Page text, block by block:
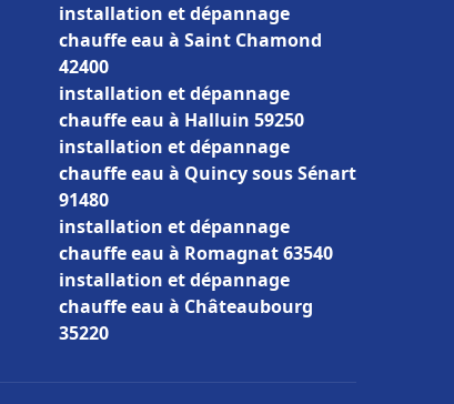
installation et dépannage
chauffe eau à Saint Chamond
42400
installation et dépannage
chauffe eau à Halluin 59250
installation et dépannage
chauffe eau à Quincy sous Sénart
91480
installation et dépannage
chauffe eau à Romagnat 63540
installation et dépannage
chauffe eau à Châteaubourg
35220